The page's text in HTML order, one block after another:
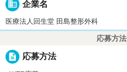
business 企業名
医療法人回生堂 田島整形外科
応募方法
description 応募方法